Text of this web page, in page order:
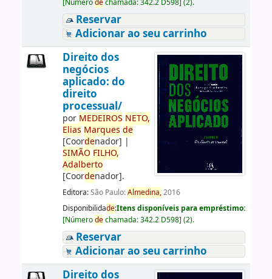
Reservar
Adicionar ao seu carrinho
Direito dos
negócios
aplicado: do
direito
processual/
por MEDEIROS NETO,
Elias Marques de
[Coordenador] |
SIMÃO FILHO,
Adalberto
[Coordenador].
Editora:São Paulo:Almedina,2016
Disponibilidade:Itens disponíveis para empréstimo:
[Númerodechamada:342.2 D598] (2).
Reservar
Adicionar ao seu carrinho
Direito dos